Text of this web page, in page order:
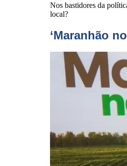
Nos bastidores da
local?
‘Maranhão